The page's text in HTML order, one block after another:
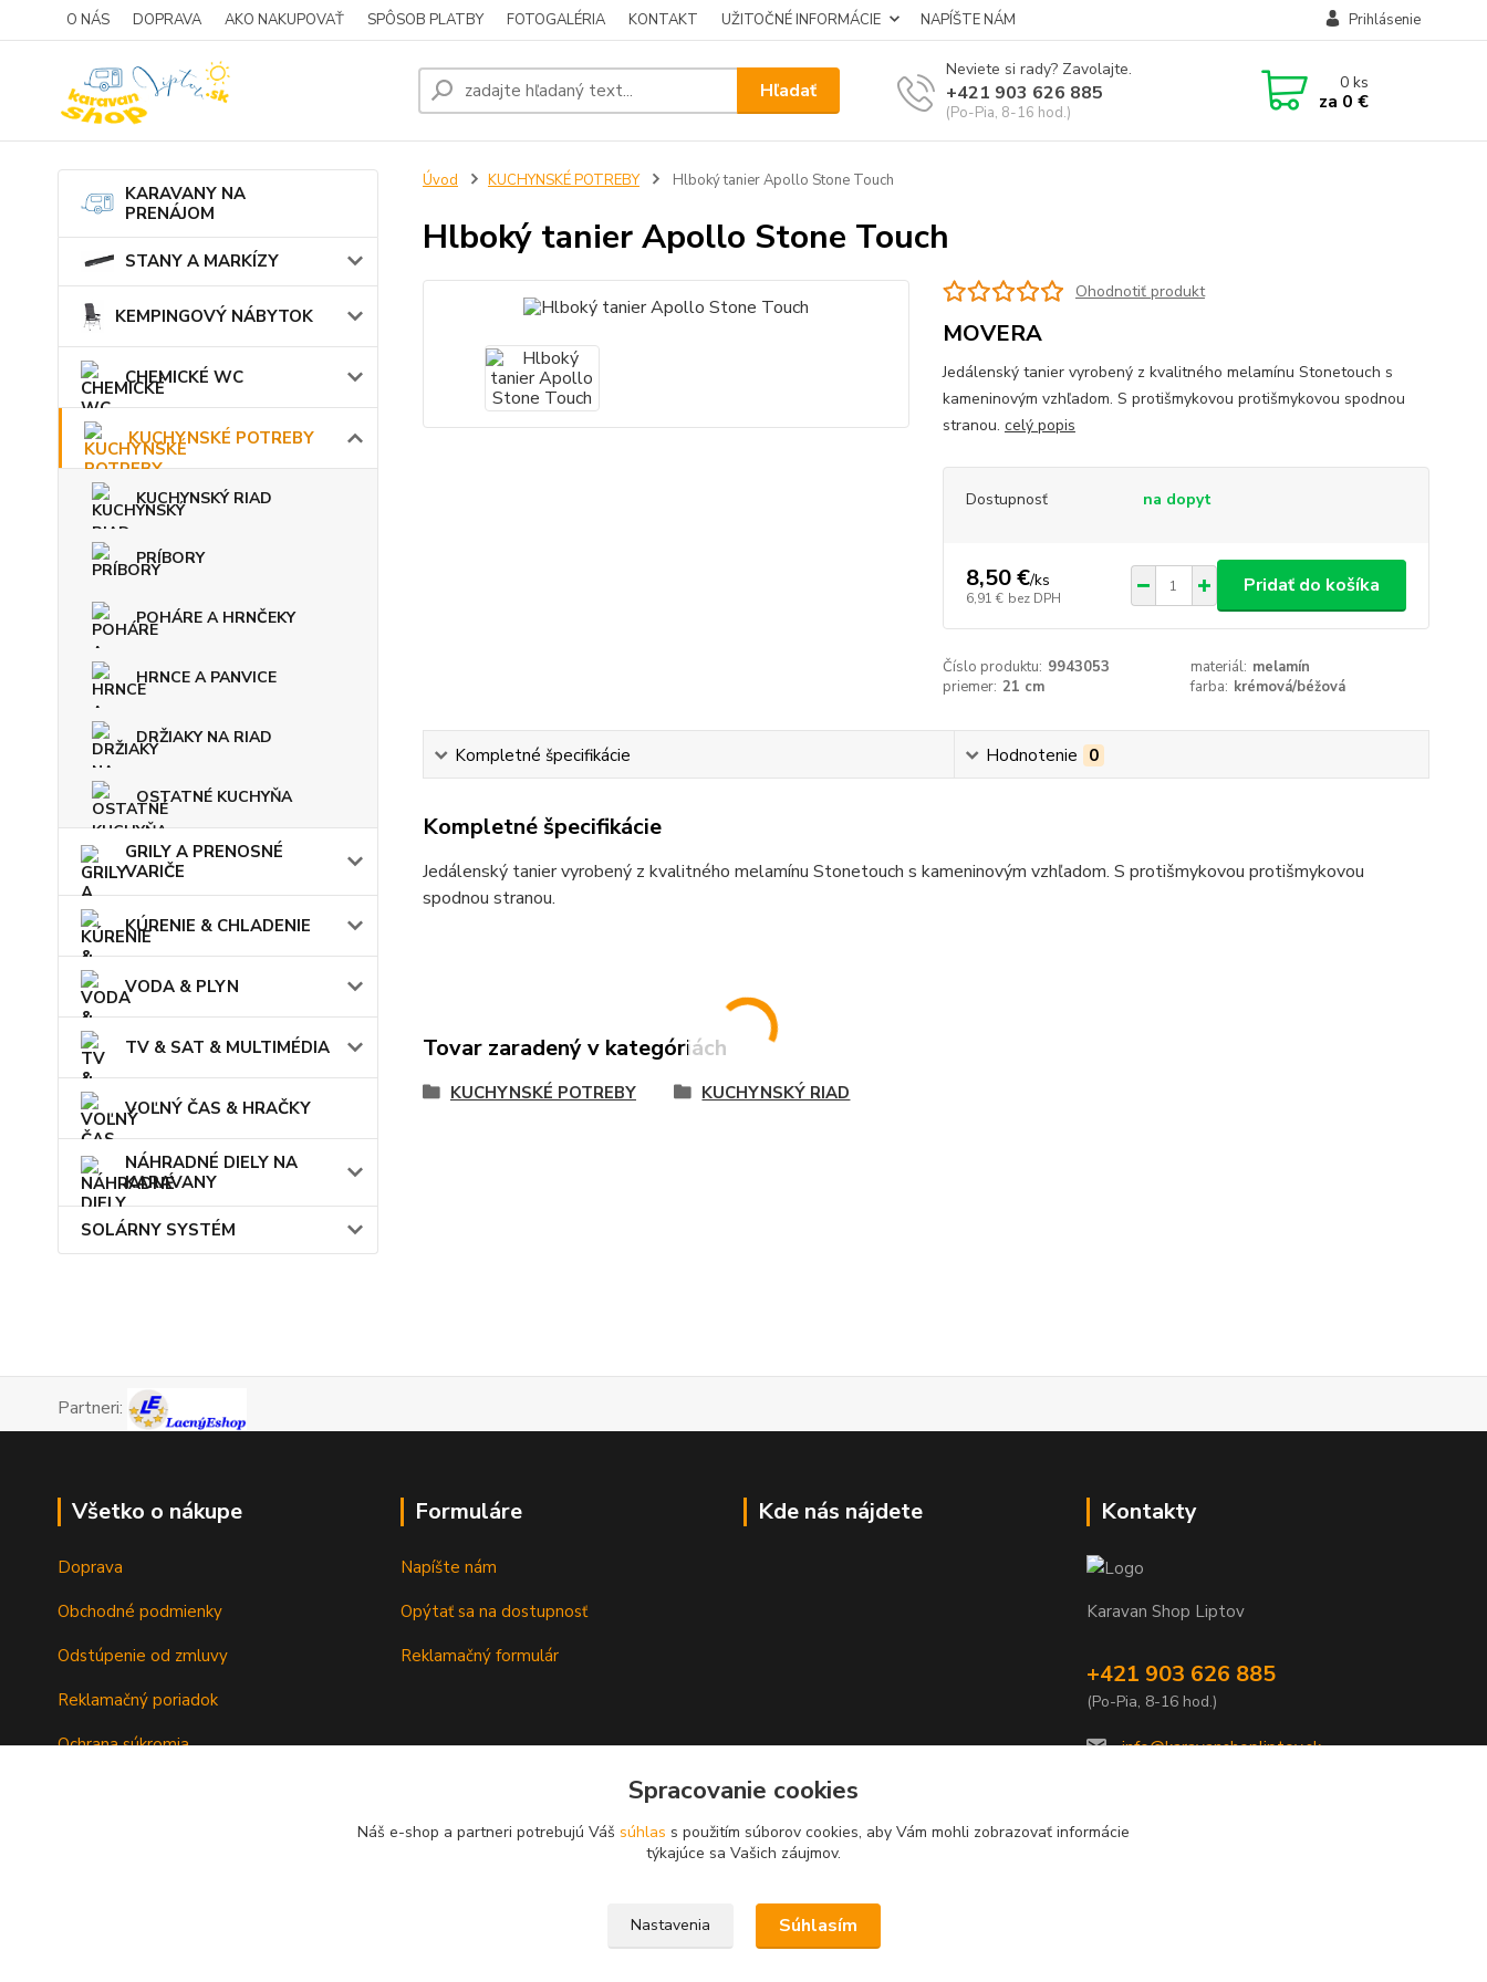
O NÁS DOPRAVA AKO NAKUPOVAŤ SPÔSOB PLATBY FOTOGALÉRIA KONTAKT UŽITOČNÉ INFORMÁCIE NAPÍŠTE NÁM Prihlásenie
Hľadať
Neviete si rady? Zavolajte.
+421 903 626 885
(Po-Pia, 8-16 hod.)
0ks
za 0 €
KARAVANY NA
PRENÁJOM
STANY A MARKÍZY
KEMPINGOVÝ NÁBYTOK
CHEMICKÉ WC
KUCHYNSKÉ POTREBY
KUCHYNSKÝ RIAD
PRÍBORY
POHÁRE A HRNČEKY
HRNCE A PANVICE
DRŽIAKY NA RIAD
OSTATNÉ KUCHYŇA
GRILY A PRENOSNÉ
VARIČE
KÚRENIE & CHLADENIE
VODA & PLYN
TV & SAT & MULTIMÉDIA
VOĽNÝ ČAS & HRAČKY
NÁHRADNÉ DIELY NA
KARAVANY
SOLÁRNY SYSTÉM
Úvod KUCHYNSKÉ POTREBY Hlboký tanier Apollo Stone Touch
Hlboký tanier Apollo Stone Touch
Ohodnotiť produkt
MOVERA
Jedálenský tanier vyrobený z kvalitného melamínu Stonetouch s
kameninovým vzhľadom. S protišmykovou protišmykovou spodnou
stranou. celý popis
Dostupnosť na dopyt
8,50 €/ks
6,91 € bez DPH
Pridať do košíka
Číslo produktu: 9943053 materiál: melamín
priemer: 21 cm farba: krémová/béžová
Kompletné špecifikácie Hodnotenie 0
Kompletné špecifikácie
Jedálenský tanier vyrobený z kvalitného melamínu Stonetouch s kameninovým vzhľadom. S protišmykovou protišmykovou
spodnou stranou.
Tovar zaradený v kategóriách
KUCHYNSKÉ POTREBY KUCHYNSKÝ RIAD
Partneri:
Všetko o nákupe
Doprava
Obchodné podmienky
Odstúpenie od zmluvy
Reklamačný poriadok
Ochrana súkromia
Formuláre
Napíšte nám
Opýtať sa na dostupnosť
Reklamačný formulár
Kde nás nájdete Kontakty
Karavan Shop Liptov
+421 903 626 885
(Po-Pia, 8-16 hod.)
info@karavanshopliptov.sk
Spracovanie cookies
Náš e-shop a partneri potrebujú Váš súhlas s použitím súborov cookies, aby Vám mohli zobrazovať informácie
týkajúce sa Vašich záujmov.
Nastavenia Súhlasím